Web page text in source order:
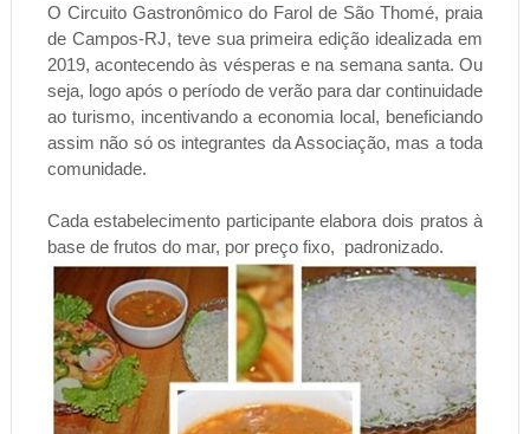
O Circuito Gastronômico do Farol de São Thomé, praia
de Campos-RJ, teve sua primeira edição idealizada em
2019, acontecendo às vésperas e na semana santa. Ou
seja, logo após o período de verão para dar continuidade
ao turismo, incentivando a economia local, beneficiando
assim não só os integrantes da Associação, mas a toda
comunidade.
Cada estabelecimento participante elabora dois pratos à
base de frutos do mar, por preço fixo, padronizado.